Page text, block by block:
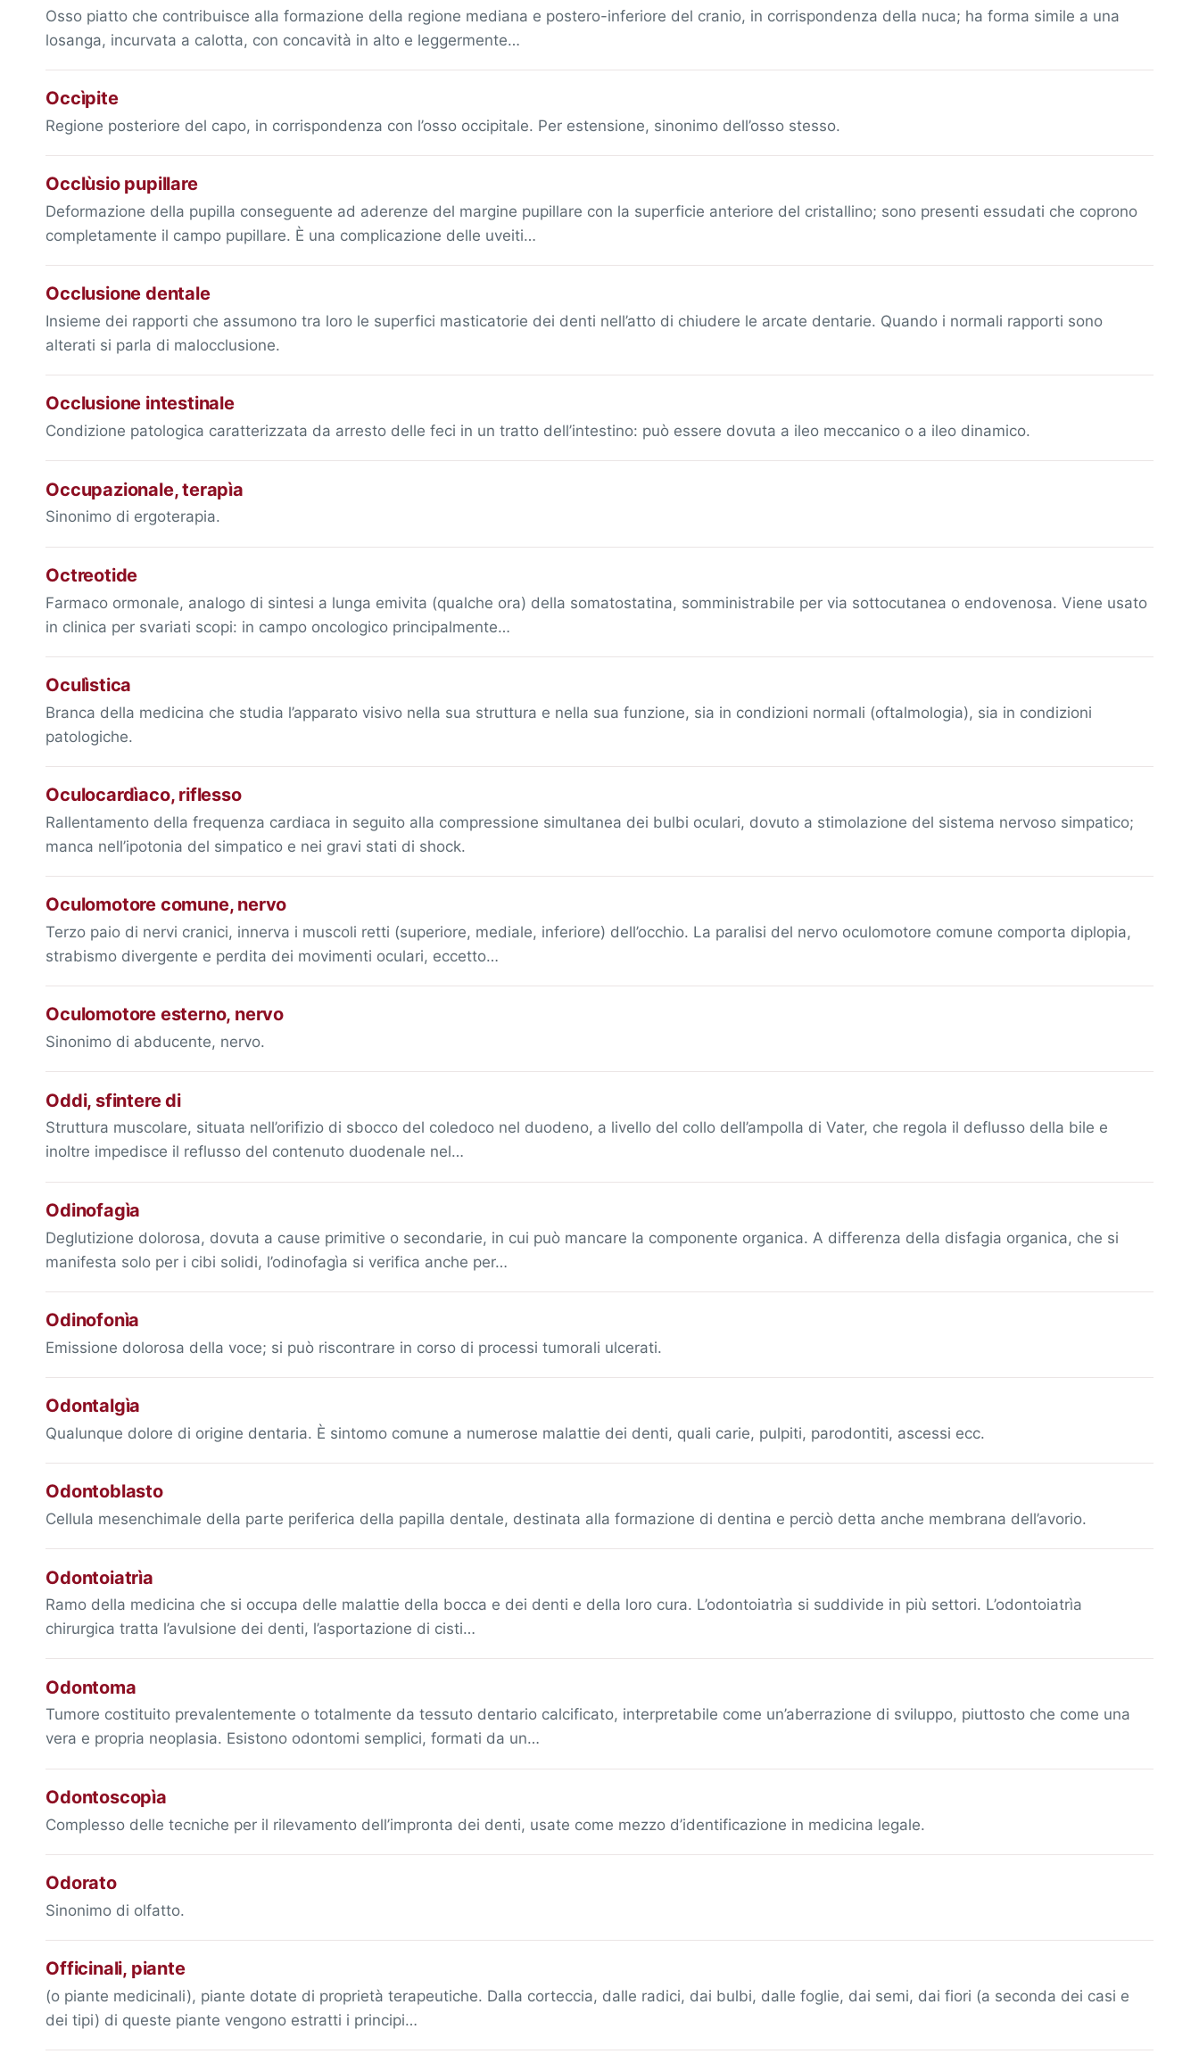
Osso piatto che contribuisce alla formazione della regione mediana e postero-inferiore del cranio, in corrispondenza della nuca; ha forma simile a una
losanga, incurvata a calotta, con concavità in alto e leggermente…
Occìpite
Regione posteriore del capo, in corrispondenza con l’osso occipitale. Per estensione, sinonimo dell’osso stesso.
Occlùsio pupillare
Deformazione della pupilla conseguente ad aderenze del margine pupillare con la superficie anteriore del cristallino; sono presenti essudati che coprono
completamente il campo pupillare. È una complicazione delle uveiti…
Occlusione dentale
Insieme dei rapporti che assumono tra loro le superfici masticatorie dei denti nell’atto di chiudere le arcate dentarie. Quando i normali rapporti sono
alterati si parla di malocclusione.
Occlusione intestinale
Condizione patologica caratterizzata da arresto delle feci in un tratto dell’intestino: può essere dovuta a ileo meccanico o a ileo dinamico.
Occupazionale, terapìa
Sinonimo di ergoterapia.
Octreotide
Farmaco ormonale, analogo di sintesi a lunga emivita (qualche ora) della somatostatina, somministrabile per via sottocutanea o endovenosa. Viene usato
in clinica per svariati scopi: in campo oncologico principalmente…
Oculìstica
Branca della medicina che studia l’apparato visivo nella sua struttura e nella sua funzione, sia in condizioni normali (oftalmologia), sia in condizioni
patologiche.
Oculocardìaco, riflesso
Rallentamento della frequenza cardiaca in seguito alla compressione simultanea dei bulbi oculari, dovuto a stimolazione del sistema nervoso simpatico;
manca nell’ipotonia del simpatico e nei gravi stati di shock.
Oculomotore comune, nervo
Terzo paio di nervi cranici, innerva i muscoli retti (superiore, mediale, inferiore) dell’occhio. La paralisi del nervo oculomotore comune comporta diplopia,
strabismo divergente e perdita dei movimenti oculari, eccetto…
Oculomotore esterno, nervo
Sinonimo di abducente, nervo.
Oddi, sfintere di
Struttura muscolare, situata nell’orifizio di sbocco del coledoco nel duodeno, a livello del collo dell’ampolla di Vater, che regola il deflusso della bile e
inoltre impedisce il reflusso del contenuto duodenale nel…
Odinofagìa
Deglutizione dolorosa, dovuta a cause primitive o secondarie, in cui può mancare la componente organica. A differenza della disfagia organica, che si
manifesta solo per i cibi solidi, l’odinofagìa si verifica anche per…
Odinofonìa
Emissione dolorosa della voce; si può riscontrare in corso di processi tumorali ulcerati.
Odontalgìa
Qualunque dolore di origine dentaria. È sintomo comune a numerose malattie dei denti, quali carie, pulpiti, parodontiti, ascessi ecc.
Odontoblasto
Cellula mesenchimale della parte periferica della papilla dentale, destinata alla formazione di dentina e perciò detta anche membrana dell’avorio.
Odontoiatrìa
Ramo della medicina che si occupa delle malattie della bocca e dei denti e della loro cura. L’odontoiatrìa si suddivide in più settori. L’odontoiatrìa
chirurgica tratta l’avulsione dei denti, l’asportazione di cisti…
Odontoma
Tumore costituito prevalentemente o totalmente da tessuto dentario calcificato, interpretabile come un’aberrazione di sviluppo, piuttosto che come una
vera e propria neoplasia. Esistono odontomi semplici, formati da un…
Odontoscopìa
Complesso delle tecniche per il rilevamento dell’impronta dei denti, usate come mezzo d’identificazione in medicina legale.
Odorato
Sinonimo di olfatto.
Officinali, piante
(o piante medicinali), piante dotate di proprietà terapeutiche. Dalla corteccia, dalle radici, dai bulbi, dalle foglie, dai semi, dai fiori (a seconda dei casi e
dei tipi) di queste piante vengono estratti i principi…